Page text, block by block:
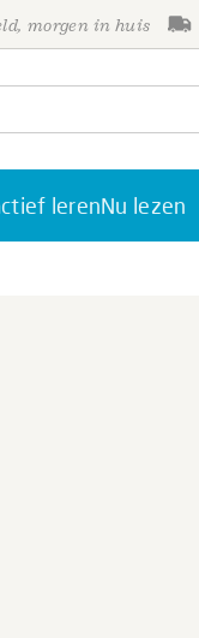
morgen in huis
lerenNu lezen